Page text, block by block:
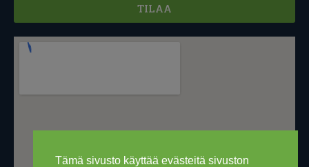
Tämä sivusto käyttää evästeitä sivuston
TILAA